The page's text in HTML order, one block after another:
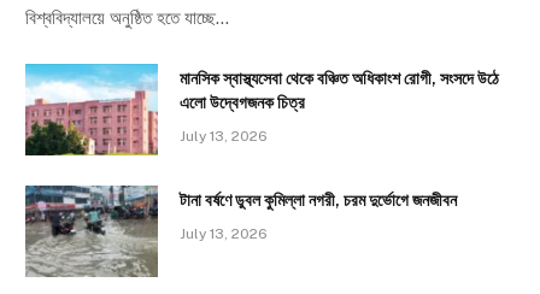
বিশ্ববিদ্যালয়ে অনুষ্ঠিত হতে যাচ্ছে…
মানসিক স্বাস্থ্যসেবা থেকে বঞ্চিত অধিকাংশ রোগী, সংসদে উঠে
এলো উদ্বেগজনক চিত্র
July 13, 2026
টানা বর্ষণে ডুবল কুমিল্লা নগরী, চরম দুর্ভোগে জনজীবন
July 13, 2026